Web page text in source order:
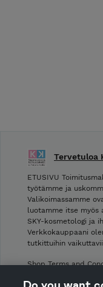
Tervetuloa
ETUSIVU
työtämme ja
Valikoimassamme
luotamme itse myös
SKY-kosmetologi ja
Verkkokauppaani
tutkittuihin
Shop Terms and